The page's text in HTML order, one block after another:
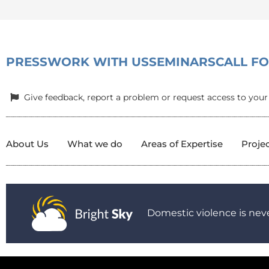
PRESSWORK WITH USSEMINARSCALL
Give feedback, report a problem or request access to
About Us What we do Areas of Expertise
Domestic violence is